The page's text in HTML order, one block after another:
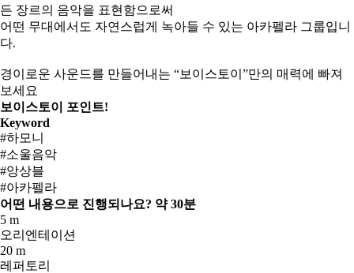
든 장르의 음악을 표현함으로써
어떤 무대에서도 자연스럽게 녹아들 수 있는 아카펠라 그룹입니
다.
경이로운 사운드를 만들어내는 “보이스토이”만의 매력에 빠져
보세요
보이스토이 포인트!
Keyword
#하모니
#소울음악
#앙상블
#아카펠라
어떤 내용으로 진행되나요? 약 30분
5 m
오리엔테이션
20 m
레퍼토리